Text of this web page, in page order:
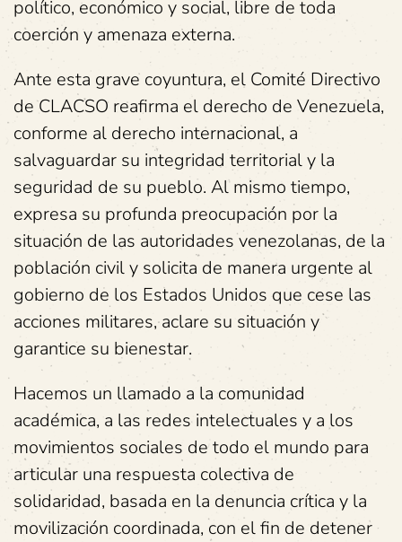
político, económico y social, libre de toda
coerción y amenaza externa.
Ante esta grave coyuntura, el Comité Directivo
de CLACSO reafirma el derecho de Venezuela,
conforme al derecho internacional, a
salvaguardar su integridad territorial y la
seguridad de su pueblo. Al mismo tiempo,
expresa su profunda preocupación por la
situación de las autoridades venezolanas, de la
población civil y solicita de manera urgente al
gobierno de los Estados Unidos que cese las
acciones militares, aclare su situación y
garantice su bienestar.
Hacemos un llamado a la comunidad
académica, a las redes intelectuales y a los
movimientos sociales de todo el mundo para
articular una respuesta colectiva de
solidaridad, basada en la denuncia crítica y la
movilización coordinada, con el fin de detener